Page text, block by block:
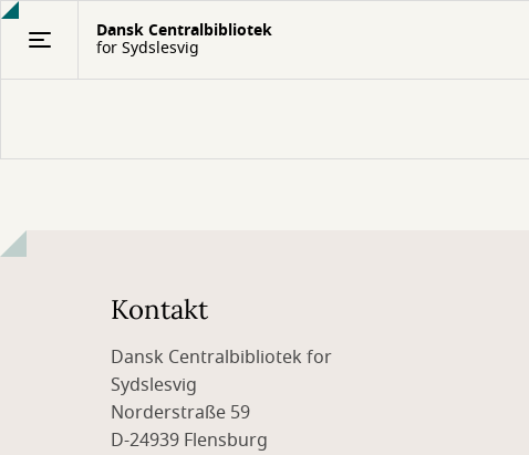
Gå
Dansk Centralbibliotek
for Sydslesvig
Kontakt
Dansk Centralbibliotek for
Sydslesvig
Norderstraße 59
D-24939 Flensburg